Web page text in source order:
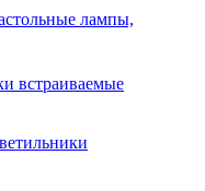
лампы,
встраиваемые